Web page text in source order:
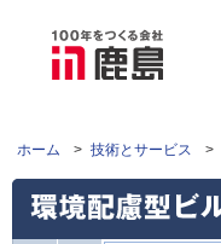
ホーム > 技術とサービス >